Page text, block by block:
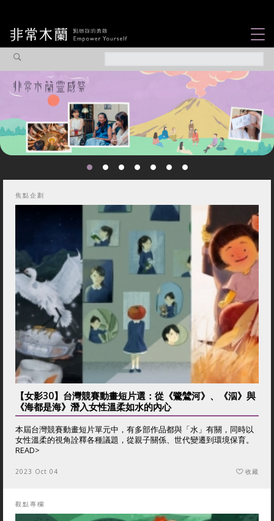
焦點企劃
社會企業
焦點企劃
【女影30】台灣競賽動畫短片選：從《鷺鷥河》、《泅》與
《海都是海》潛入女性溫柔如水的內心
本屆台灣競賽動畫短片單元中，有多部作品都與「水」有關，同時以
女性溫柔的視角詮釋各種議題，從親子關係、世代變遷到環境保育。
READ>
2023 Oct 04 收藏
觀點專欄